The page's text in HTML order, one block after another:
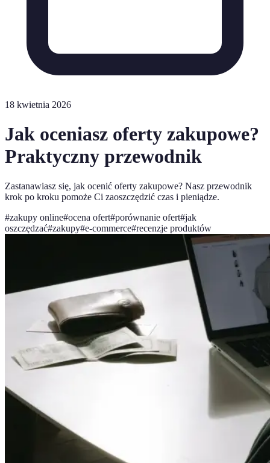
18 kwietnia 2026
Jak oceniasz oferty zakupowe?
Praktyczny przewodnik
Zastanawiasz się, jak ocenić oferty zakupowe? Nasz przewodnik
krok po kroku pomoże Ci zaoszczędzić czas i pieniądze.
#zakupy online#ocena ofert#porównanie ofert#jak
oszczędzać#zakupy#e-commerce#recenzje produktów